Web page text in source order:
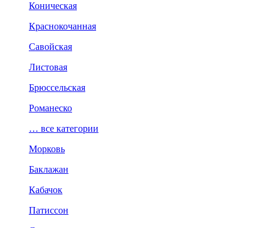
Коническая
Краснокочанная
Савойская
Листовая
Брюссельская
Романеско
… все категории
Морковь
Баклажан
Кабачок
Патиссон